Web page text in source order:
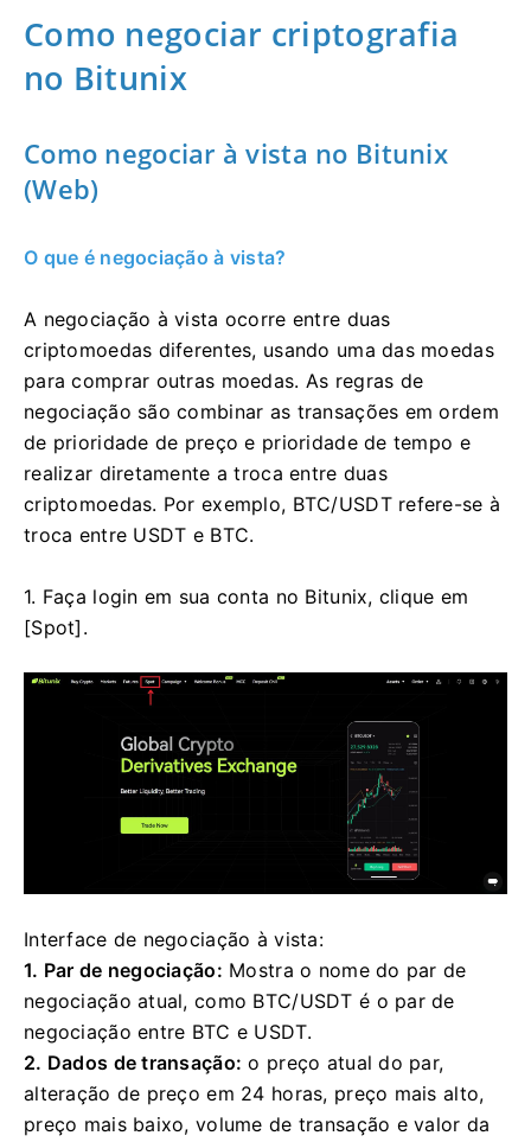
Como negociar criptografia
no Bitunix
Como negociar à vista no Bitunix
(Web)
O que é negociação à vista?
A negociação à vista ocorre entre duas
criptomoedas diferentes, usando uma das moedas
para comprar outras moedas. As regras de
negociação são combinar as transações em ordem
de prioridade de preço e prioridade de tempo e
realizar diretamente a troca entre duas
criptomoedas. Por exemplo, BTC/USDT refere-se à
troca entre USDT e BTC.
1. Faça login em sua conta no Bitunix, clique em
[Spot].
Interface de negociação à vista:
1. Par de negociação: Mostra o nome do par de
negociação atual, como BTC/USDT é o par de
negociação entre BTC e USDT.
2. Dados de transação: o preço atual do par,
alteração de preço em 24 horas, preço mais alto,
preço mais baixo, volume de transação e valor da